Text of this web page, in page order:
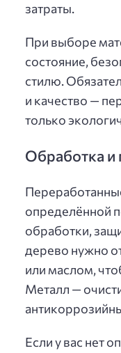
затраты.
При выборе
состояние,
стилю.
и качество —
только
Обработка и
определённой
обработки,
дерево нужно
или маслом,
Металл —
Если у вас нет